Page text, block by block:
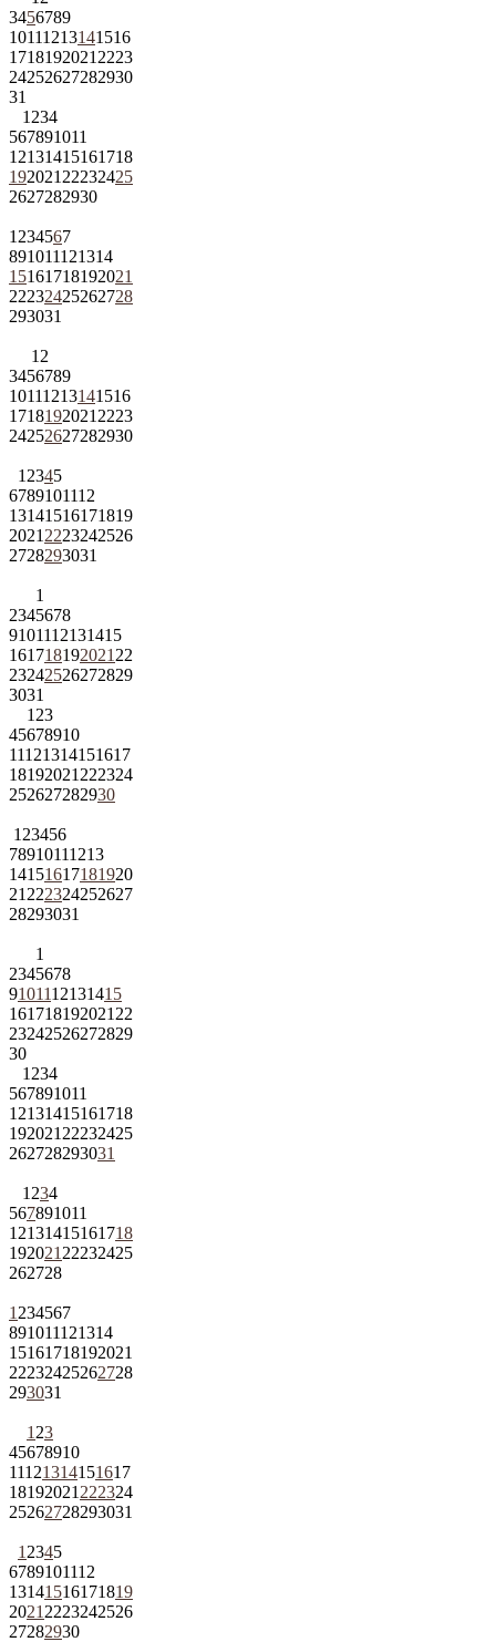
3456789
10111213141516
1718192021 2223
24252627282930
31
1 234
567891011
12131415161718
192021 22232425
2627282930
1 234567
891011121314
15161718192021
22232425262728
293031
1 2
3456789
10111213141516
1718192021 2223
24252627282930
1 2345
6789101112
13141516171819
2021 2223242526
2728293031
1
2345678
9101112131415
161718192021 22
23242526272829
3031
1 23
45678910
11121314151617
18192021 222324
252627282930
1 23456
78910111213
14151617181920
21 222324252627
28293031
1
2345678
9101112131415
161718192021 22
23242526272829
30
1 234
567891011
12131415161718
192021 22232425
262728293031
1 234
567891011
12131415161718
192021 22232425
262728
1 234567
891011121314
15161718192021
22232425262728
293031
1 23
45678910
11121314151617
18192021 222324
25262728293031
1 2345
6789101112
13141516171819
2021 2223242526
27282930